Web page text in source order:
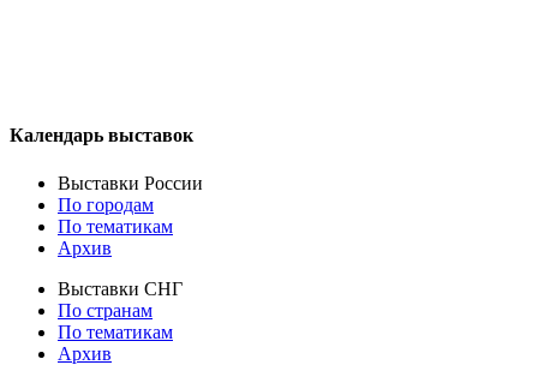
Календарь выставок
Выставки России
По городам
По тематикам
Архив
Выставки СНГ
По странам
По тематикам
Архив